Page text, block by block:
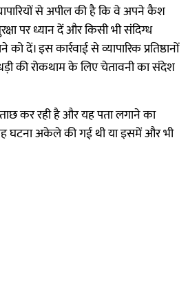
से अपील की है कि वे अपने कैश
पर ध्यान दें और किसी भी संदिग्ध
दें। इस कार्रवाई से व्यापारिक प्रतिष्ठानों
की रोकथाम के लिए चेतावनी का संदेश
कर रही है और यह पता लगाने का
घटना अकेले की गई थी या इसमें और भी